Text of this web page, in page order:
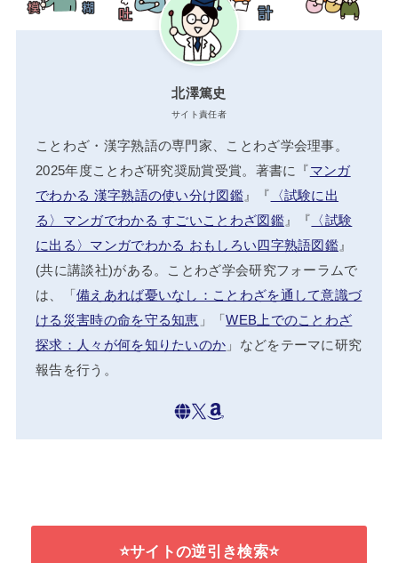
北澤篤史
サイト責任者
ことわざ・漢字熟語の専門家、ことわざ学会理事。
2025年度ことわざ研究奨励賞受賞。著書に『マンガ
でわかる 漢字熟語の使い分け図鑑』『 〈試験に出
る〉マンガでわかる すごいことわざ図鑑』『 〈試験
に出る〉マンガでわかる おもしろい四字熟語図鑑 』
(共に講談社)がある。ことわざ学会研究フォーラムで
は、「備えあれば憂いなし：ことわざを通して意識づ
ける災害時の命を守る知恵 」「WEB上でのことわざ
探求：人々が何を知りたいのか 」などをテーマに研究
報告を行う。
⭐サイトの逆引き検索⭐